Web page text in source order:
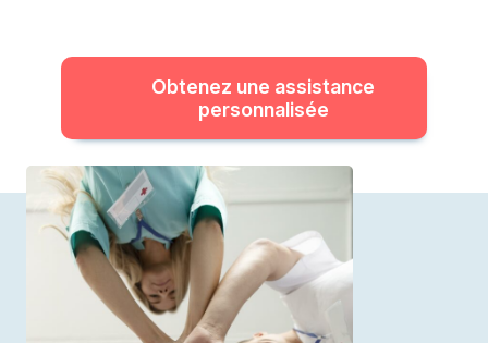
Obtenez une assistance
personnalisée